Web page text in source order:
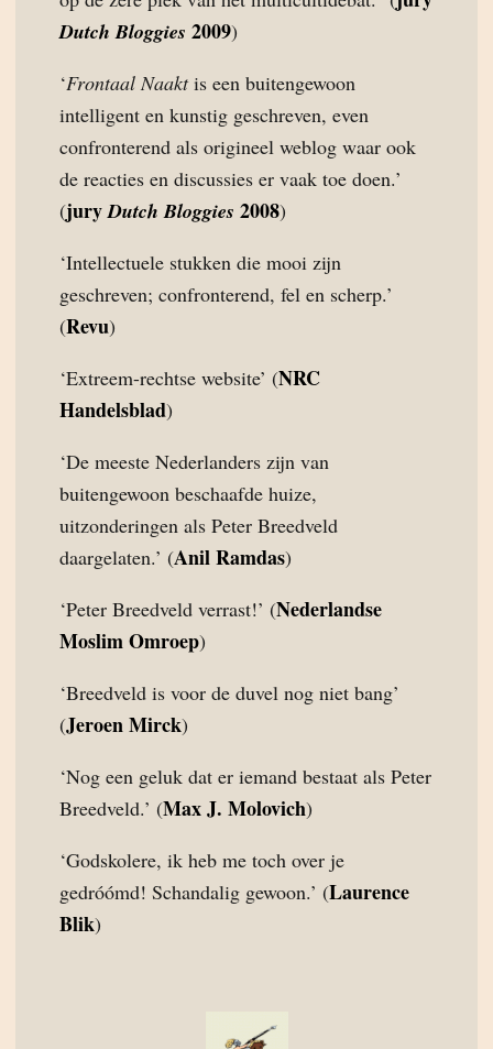
Dutch Bloggies 2009)
‘Frontaal Naaktis een buitengewoon
intelligent en kunstig geschreven, even
confronterend als origineel weblog waar ook
de reacties en discussies er vaak toe doen.’
(juryDutch Bloggies 2008)
‘Intellectuele stukken die mooi zijn
geschreven; confronterend, fel en scherp.’
(Revu)
‘Extreem-rechtse website’ (NRC
Handelsblad)
‘De meeste Nederlanders zijn van
buitengewoon beschaafde huize,
uitzonderingen als Peter Breedveld
daargelaten.’ (Anil Ramdas)
‘Peter Breedveld verrast!’ (Nederlandse
Moslim Omroep)
‘Breedveld is voor de duvel nog niet bang’
(Jeroen Mirck)
‘Nog een geluk dat er iemand bestaat als Peter
Breedveld.’ (Max J. Molovich)
‘Godskolere, ik heb me toch over je
gedróómd! Schandalig gewoon.’ (Laurence
Blik)